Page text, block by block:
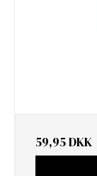
59,95 DKK